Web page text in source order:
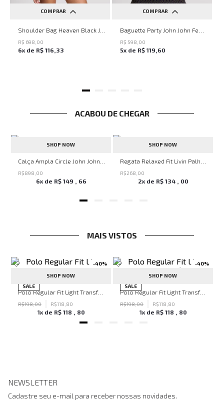
COMPRAR
UN
R$ 698 00
6x de R$ 116 33
COMPRAR
UN
R$ 598 00
5x de R$ 119 60
ACABOU DE CHEGAR
SHOP NOW
R$898 00
6x de R$ 149 66
SHOP NOW
R$268 00
2x de R$ 134 00
MAIS VISTOS
-40%
SALE
SHOP NOW
Polo Regular Fit Light Transfer Verde Escuro John John Masculina
R$198,00 R$118 80
1x de R$ 118 80
-40%
SALE
SHOP NOW
Polo Regular Fit Light Transfer Bege Médio John John Masculina
R$198,00 R$118 80
1x de R$ 118 80
NEWSLETTER
Cadastre seu e-mail para receber nossas novidades.